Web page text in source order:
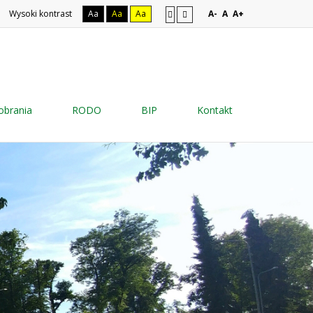
Wysoki kontrast Aa Aa Aa A- A A+
RODO BIP Kontakt